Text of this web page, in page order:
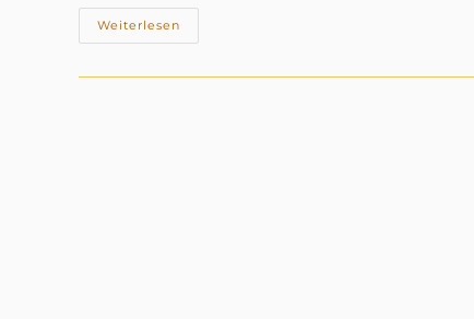
Weiterlesen
Rauch
A